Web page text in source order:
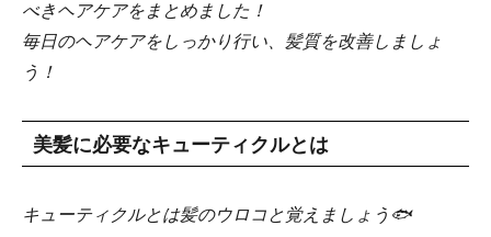
べきヘアケアをまとめました！
毎日のヘアケアをしっかり行い、髪質を改善しましょ
う！
美髪に必要なキューティクルとは
キューティクルとは髪のウロコと覚えましょう🐟